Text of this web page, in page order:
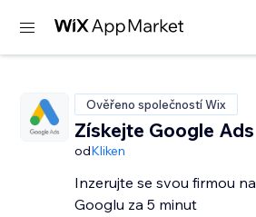
Ověřeno společností Wix
Získejte Google Ads
odKliken
Inzerujte se svou firmou na
Googlu za 5 minut